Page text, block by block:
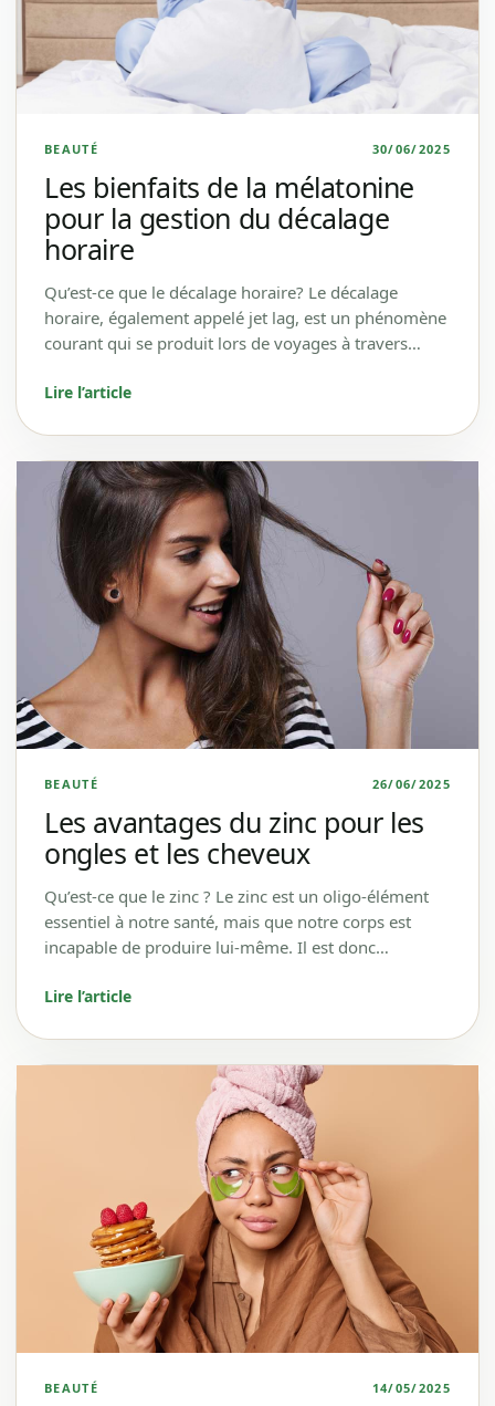
BEAUTÉ 30/06/2025
Les bienfaits de la mélatonine
pour la gestion du décalage
horaire
Qu’est-ce que le décalage horaire? Le décalage
horaire, également appelé jet lag, est un phénomène
courant qui se produit lors de voyages à travers…
Lire l’article
BEAUTÉ 26/06/2025
Les avantages du zinc pour les
ongles et les cheveux
Qu’est-ce que le zinc ? Le zinc est un oligo-élément
essentiel à notre santé, mais que notre corps est
incapable de produire lui-même. Il est donc…
Lire l’article
BEAUTÉ 14/05/2025